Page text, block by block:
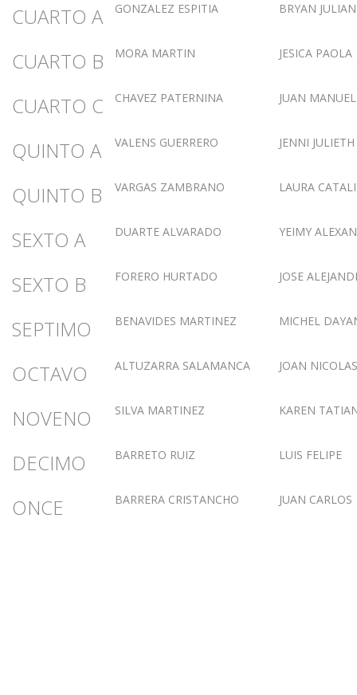
CUARTO A GONZALEZ ESPITIA BRYAN JULIAN
CUARTO B MORA MARTIN JESICA PAOLA
CUARTO C CHAVEZ PATERNINA JUAN MANUEL
QUINTO A VALENS GUERRERO JENNI JULIETH
QUINTO B VARGAS ZAMBRANO LAURA
SEXTO A DUARTE ALVARADO YEIMY
SEXTO B FORERO HURTADO JOSE
SEPTIMO BENAVIDES MARTINEZ MICHEL
OCTAVO ALTUZARRA SALAMANCA JOAN NICOLAS
NOVENO SILVA MARTINEZ KAREN
DECIMO BARRETO RUIZ LUIS FELIPE
ONCE BARRERA CRISTANCHO JUAN CARLOS